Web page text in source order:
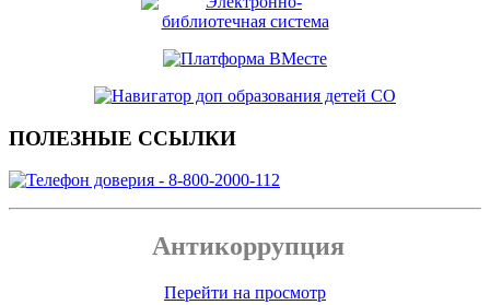
ПОЛЕЗНЫЕ ССЫЛКИ
Антикоррупция
Перейти на просмотр